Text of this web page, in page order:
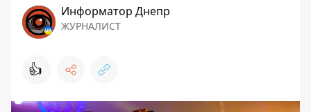
Информатор Днепр
ЖУРНАЛИСТ
👍